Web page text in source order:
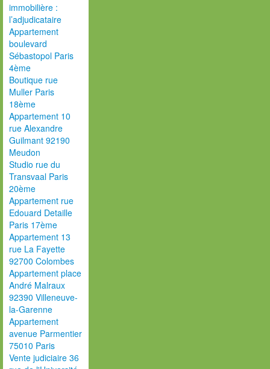
immobilière :
l’adjudicataire
Appartement
boulevard
Sébastopol Paris
4ème
Boutique rue
Muller Paris
18ème
Appartement 10
rue Alexandre
Guilmant 92190
Meudon
Studio rue du
Transvaal Paris
20ème
Appartement rue
Edouard Detaille
Paris 17ème
Appartement 13
rue La Fayette
92700 Colombes
Appartement place
André Malraux
92390 Villeneuve-
la-Garenne
Appartement
avenue Parmentier
75010 Paris
Vente judiciaire 36